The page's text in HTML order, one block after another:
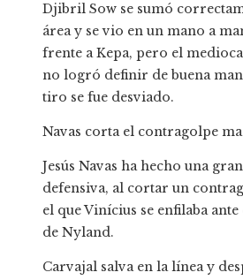
Djibril Sow se sumó
área y se vio en un mano a
frente a Kepa, pero el
no logró definir de buena
tiro se fue desviado.
Navas corta el contragolpe
Jesús Navas ha hecho una
defensiva, al cortar un
el que Vinícius se enfilaba
de Nyland.
Carvajal salva en la línea y